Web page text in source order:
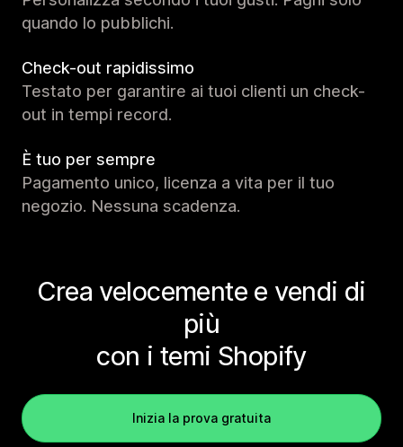
quando lo pubblichi.
Check-out rapidissimo
Testato per garantire ai tuoi clienti un check-
out in tempi record.
È tuo per sempre
Pagamento unico, licenza a vita per il tuo
negozio. Nessuna scadenza.
Crea velocemente e vendi di
più
con i temi Shopify
Inizia la prova gratuita